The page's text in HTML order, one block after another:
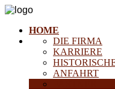
HOME
DIE FIRMA
KARRIERE
ANFAHRT